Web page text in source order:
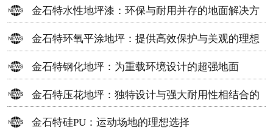
金石特水性地坪漆：环保与耐用并存的地面解决方
案
金石特环氧平涂地坪：提供高效保护与美观的理想
选择
金石特钢化地坪：为重载环境设计的超强地面
金石特压花地坪：独特设计与强大耐用性相结合的
地面材料
金石特硅PU：运动场地的理想选择